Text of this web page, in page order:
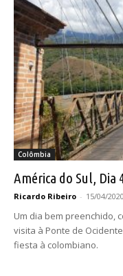
Colômbia
América do Sul, Dia
Ricardo Ribeiro - 15/04/2020
Um dia bem preenchido,
visita à Ponte de
fiesta à colombiano.